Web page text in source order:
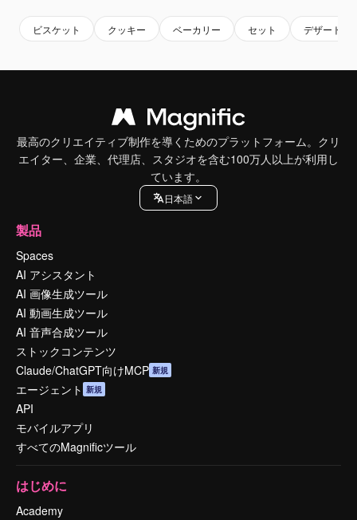
ビスケット クッキー ベーカリー セット デザート
最高のクリエイティブ制作を導くためのプラットフォーム。クリ
エイター、企業、代理店、スタジオを含む100万人以上が利用し
ています。
日本語
製品
Spaces
AI アシスタント
AI 画像生成ツール
AI 動画生成ツール
AI 音声合成ツール
ストックコンテンツ
Claude/ChatGPT向けMCP 新規
エージェント 新規
API
モバイルアプリ
すべてのMagnificツール
はじめに
Academy